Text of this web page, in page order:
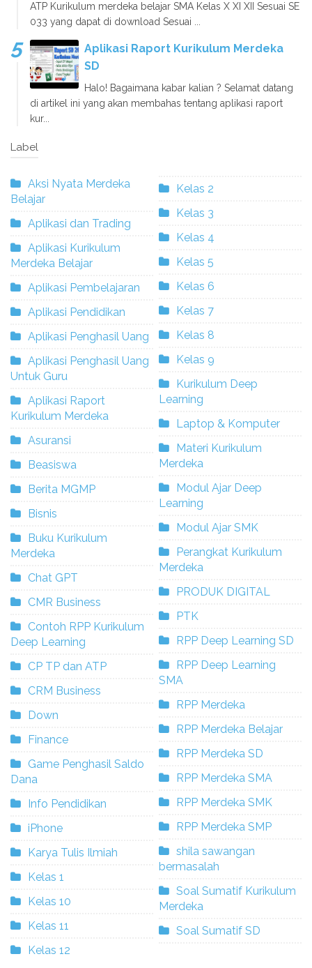
ATP Kurikulum merdeka belajar SMA Kelas X XI XII Sesuai SE
033 yang dapat di download Sesuai ...
Aplikasi Raport Kurikulum Merdeka
SD
Halo! Bagaimana kabar kalian ? Selamat datang
di artikel ini yang akan membahas tentang aplikasi raport
kur...
Label
Aksi Nyata Merdeka
Belajar
Aplikasi dan Trading
Aplikasi Kurikulum
Merdeka Belajar
Aplikasi Pembelajaran
Aplikasi Pendidikan
Aplikasi Penghasil Uang
Aplikasi Penghasil Uang
Untuk Guru
Aplikasi Raport
Kurikulum Merdeka
Asuransi
Beasiswa
Berita MGMP
Bisnis
Buku Kurikulum
Merdeka
Chat GPT
CMR Business
Contoh RPP Kurikulum
Deep Learning
CP TP dan ATP
CRM Business
Down
Finance
Game Penghasil Saldo
Dana
Info Pendidikan
iPhone
Karya Tulis Ilmiah
Kelas 1
Kelas 10
Kelas 11
Kelas 12
Kelas 2
Kelas 3
Kelas 4
Kelas 5
Kelas 6
Kelas 7
Kelas 8
Kelas 9
Kurikulum Deep
Learning
Laptop & Komputer
Materi Kurikulum
Merdeka
Modul Ajar Deep
Learning
Modul Ajar SMK
Perangkat Kurikulum
Merdeka
PRODUK DIGITAL
PTK
RPP Deep Learning SD
RPP Deep Learning
SMA
RPP Merdeka
RPP Merdeka Belajar
RPP Merdeka SD
RPP Merdeka SMA
RPP Merdeka SMK
RPP Merdeka SMP
shila sawangan
bermasalah
Soal Sumatif Kurikulum
Merdeka
Soal Sumatif SD